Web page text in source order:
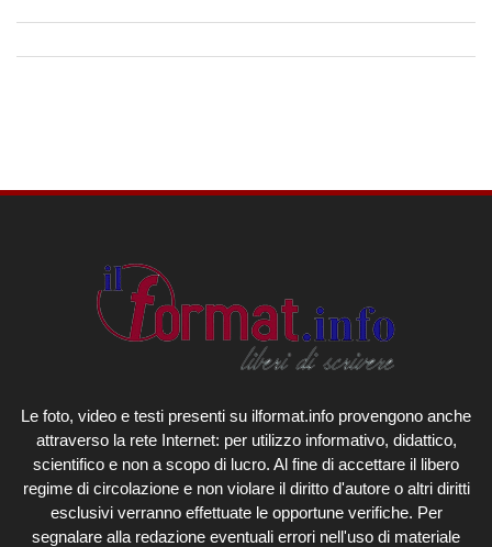
Le foto, video e testi presenti su ilformat.info provengono anche
attraverso la rete Internet: per utilizzo informativo, didattico,
scientifico e non a scopo di lucro. Al fine di accettare il libero
regime di circolazione e non violare il diritto d'autore o altri diritti
esclusivi verranno effettuate le opportune verifiche. Per
segnalare alla redazione eventuali errori nell'uso di materiale